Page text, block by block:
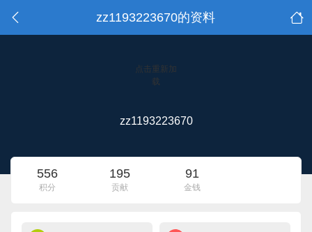
zz1193223670的资料
点击重新加
载
zz1193223670
556
积分
195
贡献
91
金钱